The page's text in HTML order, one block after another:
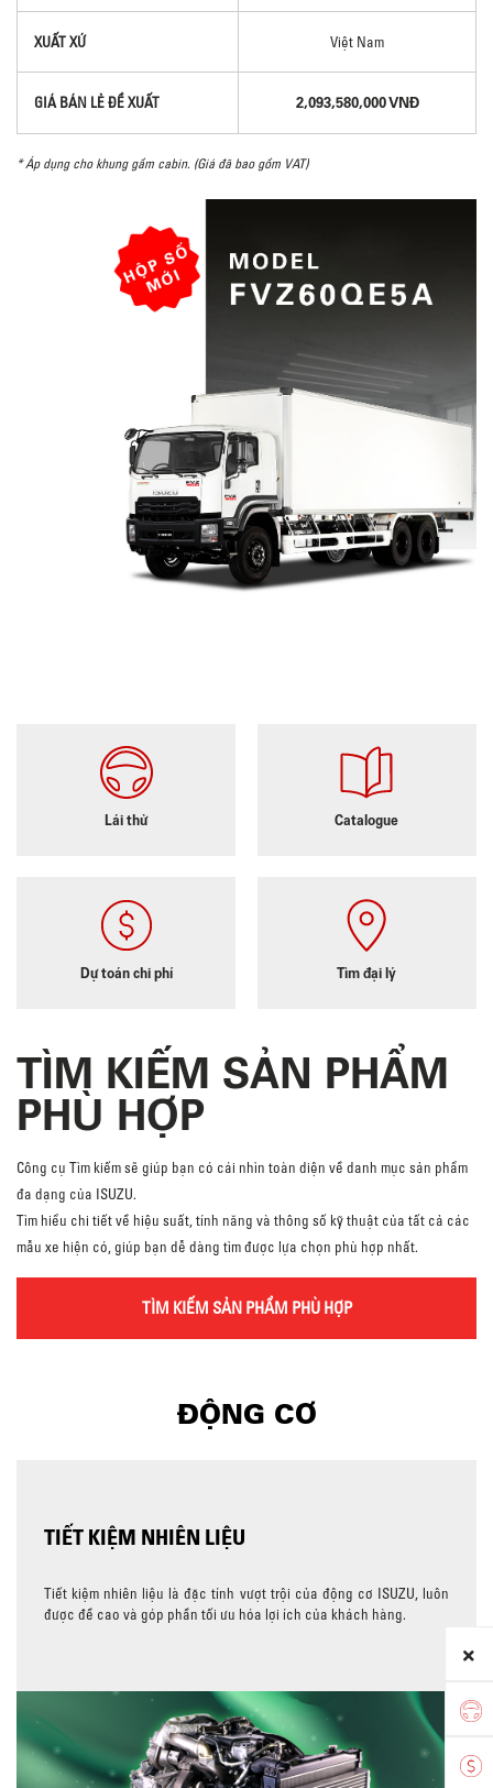
XUẤT XỨ Việt Nam
GIÁ BÁN LẺ ĐỀ XUẤT 2,093,580,000 VNĐ
* Áp dụng cho khung gầm cabin. (Giá đã bao gồm VAT)
Lái thử Catalogue
Dự toán chi phí Tìm đại lý
TÌM KIẾM SẢN PHẨM
PHÙ HỢP
Công cụ Tìm kiếm sẽ giúp bạn có cái nhìn toàn diện về danh mục sản phẩm
đa dạng của ISUZU.
Tìm hiểu chi tiết về hiệu suất, tính năng và thông số kỹ thuật của tất cả các
mẫu xe hiện có, giúp bạn dễ dàng tìm được lựa chọn phù hợp nhất.
TÌM KIẾM SẢN PHẨM PHÙ HỢP
ĐỘNG CƠ
TIẾT KIỆM NHIÊN LIỆU
Tiết kiệm nhiên liệu là đặc tính vượt trội của động cơ ISUZU, luôn
được đề cao và góp phần tối ưu hóa lợi ích của khách hàng.